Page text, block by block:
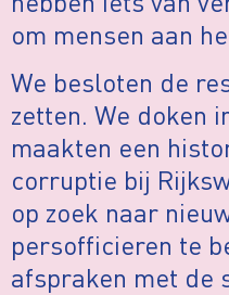
om mensen aan
We besloten de
zetten. We doken
maakten een
corruptie bij
op zoek naar
persofficieren te
afspraken met de